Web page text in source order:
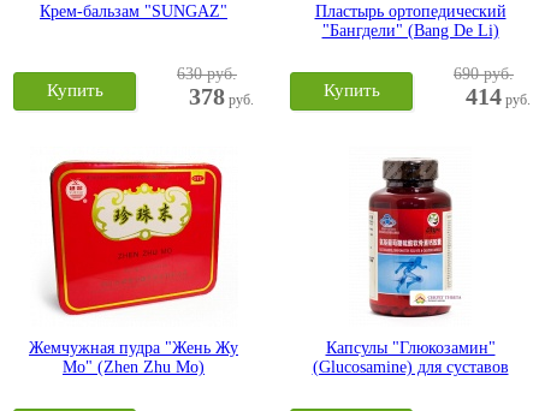
Крем-бальзам "SUNGAZ"
630 руб.
378 руб.
Купить
Пластырь ортопедический
"Бангдели" (Bang De Li)
690 руб.
414 руб.
Купить
Жемчужная пудра "Жень Жу
Мо" (Zhen Zhu Mo)
Капсулы "Глюкозамин"
(Glucosamine) для суставов